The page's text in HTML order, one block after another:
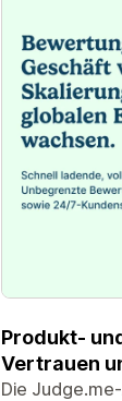
Produkt-
Vertrauen
Die